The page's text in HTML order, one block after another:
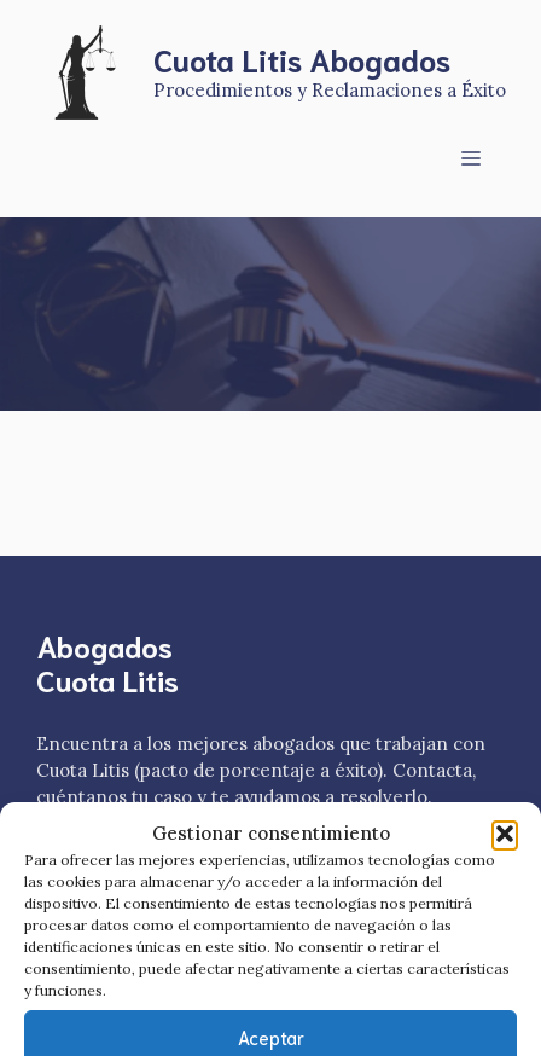
Gestionar consentimiento
Para ofrecer las mejores experiencias, utilizamos tecnologías como
las cookies para almacenar y/o acceder a la información del
dispositivo. El consentimiento de estas tecnologías nos permitirá
procesar datos como el comportamiento de navegación o las
identificaciones únicas en este sitio. No consentir o retirar el
consentimiento, puede afectar negativamente a ciertas características
y funciones.
Aceptar
contenido
Cuota Litis Abogados
Procedimientos y Reclamaciones a Éxito
Menú
Abogados
Cuota Litis
Encuentra a los mejores abogados que trabajan con
Cuota Litis (pacto de porcentaje a éxito). Contacta,
cuéntanos tu caso y te ayudamos a resolverlo.